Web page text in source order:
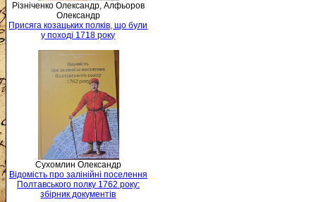
Різніченко Олександр, Алфьоров
Олександр
Присяга козацьких полків, що були
у поході 1718 року
Сухомлин Олександр
Відомість про залінійні поселення
Полтавського полку 1762 року:
збірник документів